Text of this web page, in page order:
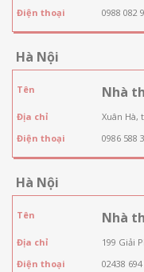
Điện thoại
0988 082
Hà Nội
Tên Nhà
Địa chỉ
Xuân Hà,
Điện thoại
0986 588
Hà Nội
Tên Nhà
Địa chỉ
199 Giải
Điện thoại
02438